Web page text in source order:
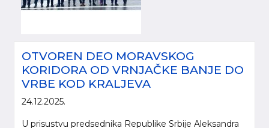
OTVOREN DEO MORAVSKOG
KORIDORA OD VRNJAČKE BANJE DO
VRBE KOD KRALJEVA
24.12.2025.
U prisustvu predsednika Republike Srbije Aleksandra